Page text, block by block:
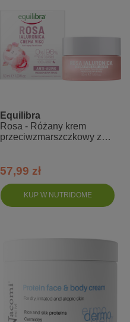
KUP W NUTRIDOME
Equilibra
Rosa - Różany krem
przeciwzmarszczkowy z
57,99 zł